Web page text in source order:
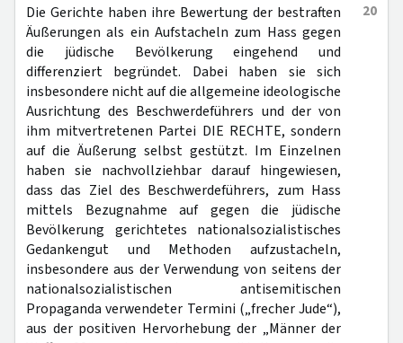
20
Die Gerichte haben ihre Bewertung der bestraften
Äußerungen als ein Aufstacheln zum Hass gegen
die jüdische Bevölkerung eingehend und
differenziert begründet. Dabei haben sie sich
insbesondere nicht auf die allgemeine ideologische
Ausrichtung des Beschwerdeführers und der von
ihm mitvertretenen Partei DIE RECHTE, sondern
auf die Äußerung selbst gestützt. Im Einzelnen
haben sie nachvollziehbar darauf hingewiesen,
dass das Ziel des Beschwerdeführers, zum Hass
mittels Bezugnahme auf gegen die jüdische
Bevölkerung gerichtetes nationalsozialistisches
Gedankengut und Methoden aufzustacheln,
insbesondere aus der Verwendung von seitens der
nationalsozialistischen antisemitischen
Propaganda verwendeter Termini („frecher Jude“),
aus der positiven Hervorhebung der „Männer der